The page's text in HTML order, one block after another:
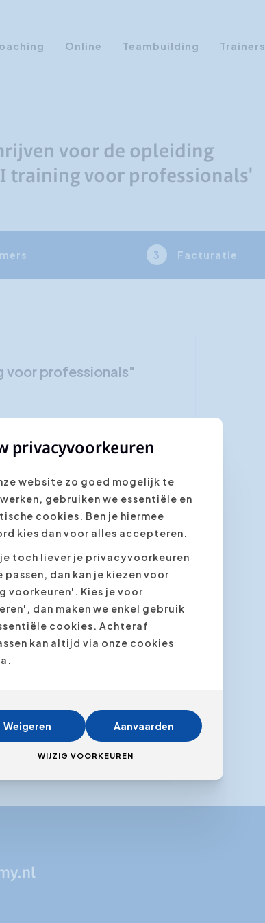
Sales Training
Training
cursus
opleidingen
Online Teambuilding Trainers
voor de opleiding
training voor professionals'
3 Facturatie
voor professionals"
Volgende stap
privacyvoorkeuren
website zo goed mogelijk te
gebruiken we essentiële en
cookies. Ben je hiermee
kies dan voor alles accepteren.
je toch liever je privacyvoorkeuren
passen, dan kan je kiezen voor
voorkeuren'. Kies je voor
dan maken we enkel gebruik
cookies. Achteraf
kan altijd via onze cookies
Weigeren Aanvaarden
WIJZIG VOORKEUREN